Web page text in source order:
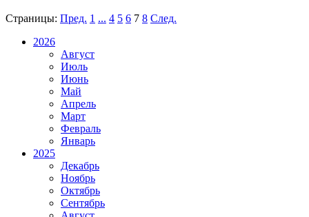
Страницы: Пред. 1 ... 4 5 6 7 8 След.
2026
Август
Июль
Июнь
Май
Апрель
Март
Февраль
Январь
2025
Декабрь
Ноябрь
Октябрь
Сентябрь